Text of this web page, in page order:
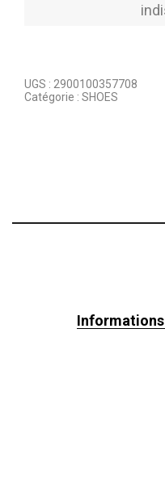
UGS : 2900100357708
Catégorie : SHOES